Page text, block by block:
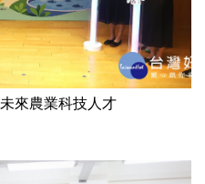
來農業科技人才